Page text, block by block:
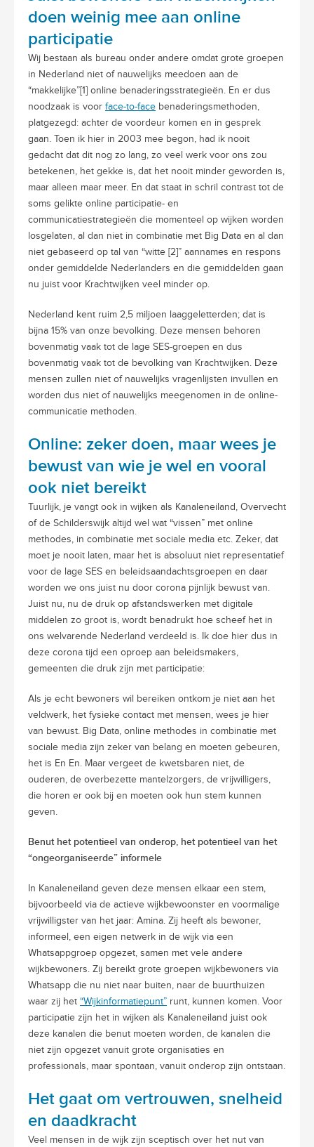
doen weinig mee aan online
participatie
Wij bestaan als bureau onder andere omdat grote groepen
in Nederland niet of nauwelijks meedoen aan de
“makkelijke”[1] online benaderingsstrategieën. En er dus
noodzaak is voor face-to-face benaderingsmethoden,
platgezegd: achter de voordeur komen en in gesprek
gaan. Toen ik hier in 2003 mee begon, had ik nooit
gedacht dat dit nog zo lang, zo veel werk voor ons zou
betekenen, het gekke is, dat het nooit minder geworden is,
maar alleen maar meer. En dat staat in schril contrast tot de
soms gelikte online participatie- en
communicatiestrategieën die momenteel op wijken worden
losgelaten, al dan niet in combinatie met Big Data en al dan
niet gebaseerd op tal van “witte [2]” aannames en respons
onder gemiddelde Nederlanders en die gemiddelden gaan
nu juist voor Krachtwijken veel minder op.
Nederland kent ruim 2,5 miljoen laaggeletterden; dat is
bijna 15% van onze bevolking. Deze mensen behoren
bovenmatig vaak tot de lage SES-groepen en dus
bovenmatig vaak tot de bevolking van Krachtwijken. Deze
mensen zullen niet of nauwelijks vragenlijsten invullen en
worden dus niet of nauwelijks meegenomen in de online-
communicatie methoden.
Online: zeker doen, maar wees je
bewust van wie je wel en vooral
ook niet bereikt
Tuurlijk, je vangt ook in wijken als Kanaleneiland, Overvecht
of de Schilderswijk altijd wel wat “vissen” met online
methodes, in combinatie met sociale media etc. Zeker, dat
moet je nooit laten, maar het is absoluut niet representatief
voor de lage SES en beleidsaandachtsgroepen en daar
worden we ons juist nu door corona pijnlijk bewust van.
Juist nu, nu de druk op afstandswerken met digitale
middelen zo groot is, wordt benadrukt hoe scheef het in
ons welvarende Nederland verdeeld is. Ik doe hier dus in
deze corona tijd een oproep aan beleidsmakers,
gemeenten die druk zijn met participatie:
Als je echt bewoners wil bereiken ontkom je niet aan het
veldwerk, het fysieke contact met mensen, wees je hier
van bewust. Big Data, online methodes in combinatie met
sociale media zijn zeker van belang en moeten gebeuren,
het is En En. Maar vergeet de kwetsbaren niet, de
ouderen, de overbezette mantelzorgers, de vrijwilligers,
die horen er ook bij en moeten ook hun stem kunnen
geven.
Benut het potentieel van onderop, het potentieel van het
“ongeorganiseerde” informele
In Kanaleneiland geven deze mensen elkaar een stem,
bijvoorbeeld via de actieve wijkbewoonster en voormalige
vrijwilligster van het jaar: Amina. Zij heeft als bewoner,
informeel, een eigen netwerk in de wijk via een
Whatsappgroep opgezet, samen met vele andere
wijkbewoners. Zij bereikt grote groepen wijkbewoners via
Whatsapp die nu niet naar buiten, naar de buurthuizen
waar zij het “Wijkinformatiepunt” runt, kunnen komen. Voor
participatie zijn het in wijken als Kanaleneiland juist ook
deze kanalen die benut moeten worden, de kanalen die
niet zijn opgezet vanuit grote organisaties en
professionals, maar spontaan, vanuit onderop zijn ontstaan.
Het gaat om vertrouwen, snelheid
en daadkracht
Veel mensen in de wijk zijn sceptisch over het nut van